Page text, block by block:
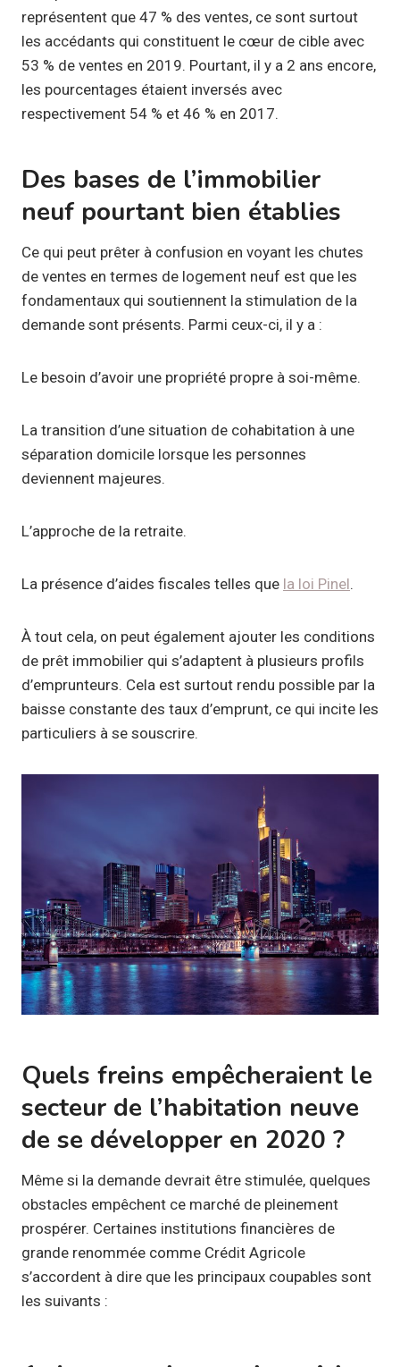
représentent que 47 % des ventes, ce sont surtout
les accédants qui constituent le cœur de cible avec
53 % de ventes en 2019. Pourtant, il y a 2 ans encore,
les pourcentages étaient inversés avec
respectivement 54 % et 46 % en 2017.
Des bases de l’immobilier
neuf pourtant bien établies
Ce qui peut prêter à confusion en voyant les chutes
de ventes en termes de logement neuf est que les
fondamentaux qui soutiennent la stimulation de la
demande sont présents. Parmi ceux-ci, il y a :
Le besoin d’avoir une propriété propre à soi-même.
La transition d’une situation de cohabitation à une
séparation domicile lorsque les personnes
deviennent majeures.
L’approche de la retraite.
La présence d’aides fiscales telles que la loi Pinel.
À tout cela, on peut également ajouter les conditions
de prêt immobilier qui s’adaptent à plusieurs profils
d’emprunteurs. Cela est surtout rendu possible par la
baisse constante des taux d’emprunt, ce qui incite les
particuliers à se souscrire.
Quels freins empêcheraient le
secteur de l’habitation neuve
de se développer en 2020 ?
Même si la demande devrait être stimulée, quelques
obstacles empêchent ce marché de pleinement
prospérer. Certaines institutions financières de
grande renommée comme Crédit Agricole
s’accordent à dire que les principaux coupables sont
les suivants :